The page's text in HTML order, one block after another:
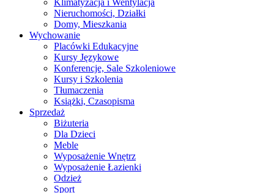
Klimatyzacja i Wentylacja
Nieruchomości, Działki
Domy, Mieszkania
Wychowanie
Placówki Edukacyjne
Kursy Językowe
Konferencje, Sale Szkoleniowe
Kursy i Szkolenia
Tłumaczenia
Książki, Czasopisma
Sprzedaż
Biżuteria
Dla Dzieci
Meble
Wyposażenie Wnętrz
Wyposażenie Łazienki
Odzież
Sport